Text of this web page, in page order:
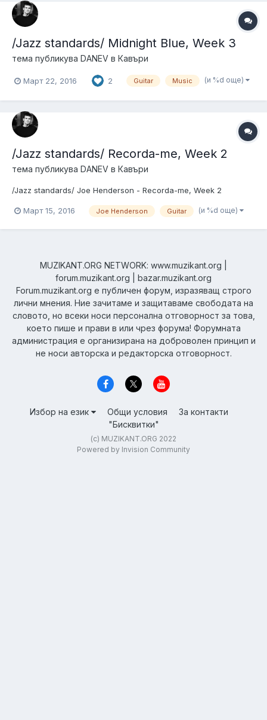
/Jazz standards/ Midnight Blue, Week 3
тема публикува DANEV в Кавъри
Март 22, 2016 2 Guitar Music (и %d още)
/Jazz standards/ Recorda-me, Week 2
тема публикува DANEV в Кавъри
/Jazz standards/ Joe Henderson - Recorda-me, Week 2
Март 15, 2016 Joe Henderson Guitar (и %d още)
MUZIKANT.ORG NETWORK: www.muzikant.org |
forum.muzikant.org | bazar.muzikant.org
Forum.muzikant.org е публичен форум, изразяващ строго
лични мнения. Ние зачитаме и защитаваме свободата на
словото, но всеки носи персонална отговорност за това,
което пише и прави в или чрез форума! Форумната
администрация е организирана на доброволен принцип и
не носи авторска и редакторска отговорност.
Избор на език Общи условия
За контакти
"Бисквитки"
(c) MUZIKANT.ORG 2022
Powered by Invision Community